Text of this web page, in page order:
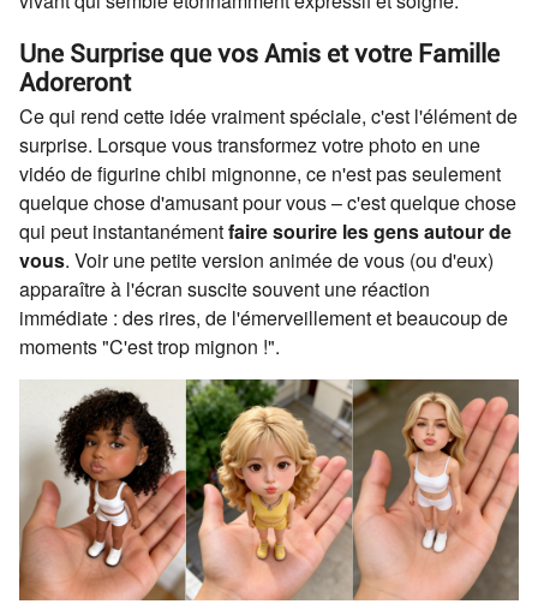
Une Surprise que vos Amis et votre Famille
Adoreront
Ce qui rend cette idée vraiment spéciale, c'est l'élément de
surprise. Lorsque vous transformez votre photo en une
vidéo de figurine chibi mignonne, ce n'est pas seulement
quelque chose d'amusant pour vous – c'est quelque chose
qui peut instantanémentfaire sourire les gens autour de
vous. Voir une petite version animée de vous (ou d'eux)
apparaître à l'écran suscite souvent une réaction
immédiate : des rires, de l'émerveillement et beaucoup de
moments "C'est trop mignon !".